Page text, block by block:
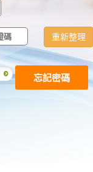
忘記密碼